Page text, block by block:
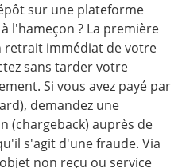
sur une plateforme
l'hameçon ? La première
retrait immédiat de votre
sans tarder votre
Si vous avez payé par
demandez une
(chargeback) auprès de
s'agit d'une fraude. Via
non reçu ou service